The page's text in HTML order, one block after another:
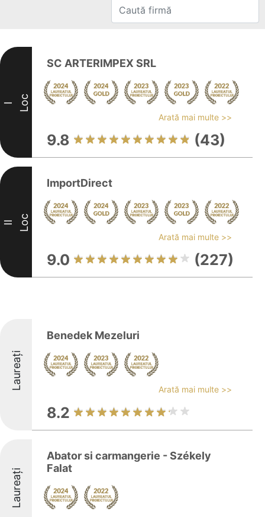
I Loc
SC ARTERIMPEX SRL
Arată mai multe >>
9.8 (43)
II Loc
ImportDirect
Arată mai multe >>
9.0 (227)
Laureați
Benedek Mezeluri
Arată mai multe >>
8.2
Laureați
Abator si carmangerie - Székely
Falat